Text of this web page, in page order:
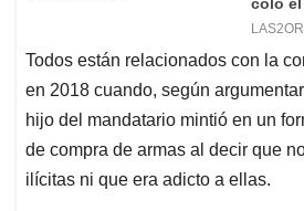
Todos están relacionados con la
en 2018 cuando, según
hijo del mandatario mintió en un
de compra de armas al decir que
ilícitas ni que era adicto a ellas.